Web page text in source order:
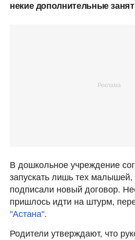
некие дополнительные
В дошкольное учреждение
запускать лишь тех малышей,
подписали новый договор.
пришлось идти на штурм,
"Астана".
Родители утверждают, что